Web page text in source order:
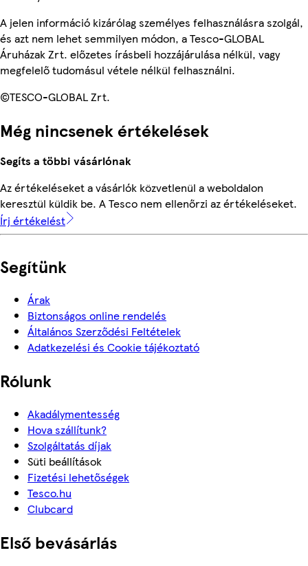
A jelen információ kizárólag személyes felhasználásra szolgál,
és azt nem lehet semmilyen módon, a Tesco-GLOBAL
Áruházak Zrt. előzetes írásbeli hozzájárulása nélkül, vagy
megfelelő tudomásul vétele nélkül felhasználni.
©TESCO-GLOBAL Zrt.
Még nincsenek értékelések
Segíts a többi vásárlónak
Az értékeléseket a vásárlók közvetlenül a weboldalon
keresztül küldik be. A Tesco nem ellenőrzi az értékeléseket.
Írj értékelést
Segítünk
Árak
Biztonságos online rendelés
Általános Szerződési Feltételek
Adatkezelési és Cookie tájékoztató
Rólunk
Akadálymentesség
Hova szállítunk?
Szolgáltatás díjak
Süti beállítások
Fizetési lehetőségek
Tesco.hu
Clubcard
Első bevásárlás